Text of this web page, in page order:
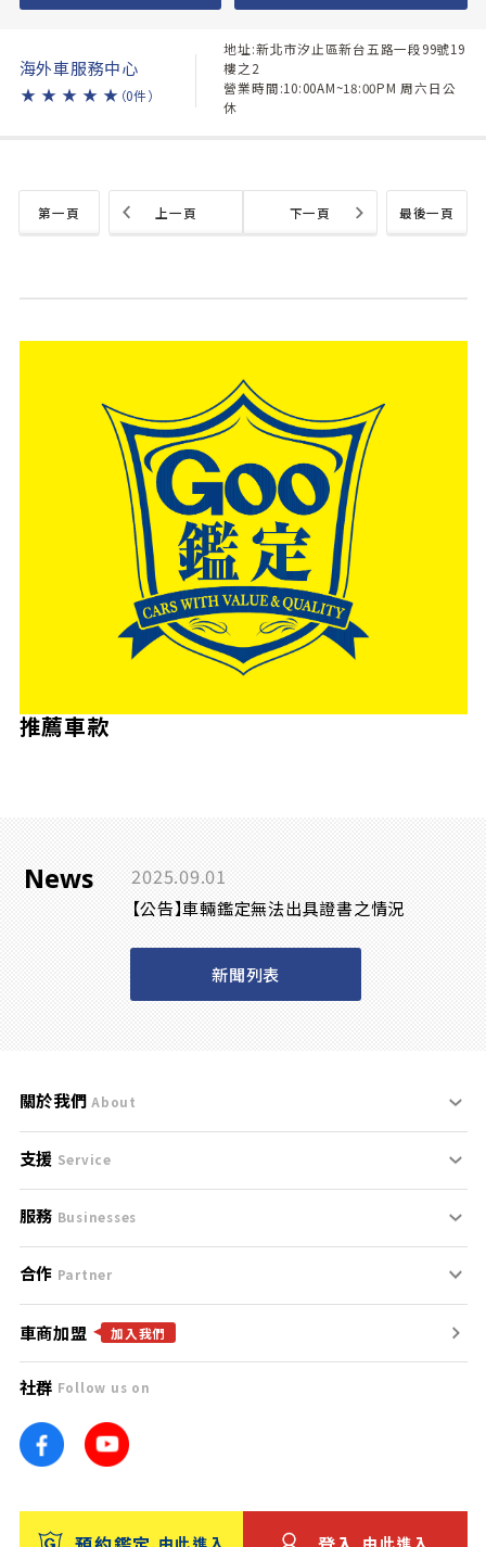
海外車服務中心
★ ★ ★ ★ ★ （0件）
地址:新北市汐止區新台五路一段99號19
樓之2
營業時間:10:00AM~18:00PM 周六日公
休
第一頁 最後一頁
上一頁 下一頁
推薦車款
News 2025.09.01
【公告】車輛鑑定無法出具證書之情況
新聞列表
關於我們 About
刊登規範
服務條款
免責聲明
隱私權政策
團隊
車訊網
台灣優良中古車商大獎
支援 Service
支援中心
聯絡我們
服務 Businesses
什麼是Goo鑑定？
找好車
找好店
找海外車
消費者評價
合作 Partner
合作夥伴
廣告合作
車商加盟 加入我們
社群 Follow us on